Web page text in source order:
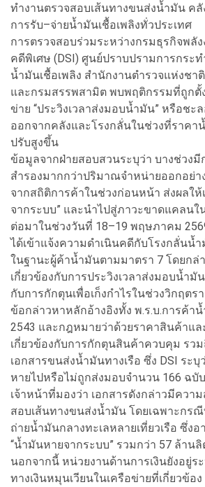
ทำงานตรวจสอบเส้นทางขนส่งน้ำมัน ค
การรับ–จ่ายน้ำมันเชื้อเพลิงทั่วประเทศ
การตรวจสอบร่วมระหว่างกรมธุรกิจพลั
คดีพิเศษ (DSI) ศูนย์ปราบปรามการกระ
น้ำมันเชื้อเพลิง สำนักงานตำรวจแห่งชา
และกรมสรรพสามิต พบพฤติกรรมที่ถูกตั้
ข่าย “ประวิงเวลาส่งมอบน้ำมัน” หรือช
ออกจากคลังและโรงกลั่นในช่วงที่ราคา
ปรับสูงขึ้น
ข้อมูลจากฝ่ายสอบสวนระบุว่า บางช่วงมี
สำรองมากกว่าปริมาณจำหน่ายออกอย่
จากสถิติการค้าในช่วงก่อนหน้า ส่งผลให้
จากระบบ” และนำไปสู่ภาวะขาดแคลน
ต่อมาในช่วงวันที่ 18–19 พฤษภาคม
ได้เข้าแจ้งความดำเนินคดีกับโรงกลั่นน้
ในฐานะผู้ค้าน้ำมันตามมาตรา 7 โดยกล่
เกี่ยวข้องกับการประวิงเวลาส่งมอบน้ำมั
กับการกักตุนเพื่อเก็งกำไรในช่วงวิกฤตร
ข้อกล่าวหาหลักอ้างอิงทั้ง พ.ร.บ.การค้าน้
2543 และกฎหมายว่าด้วยราคาสินค้าแ
เกี่ยวข้องกับการกักตุนสินค้าควบคุม รว
เอกสารขนส่งน้ำมันทางเรือ ซึ่ง DSI ระ
หายไปหรือไม่ถูกส่งมอบจำนวน 166 ฉบับ
เจ้าหน้าที่มองว่า เอกสารดังกล่าวมีควา
สอบเส้นทางขนส่งน้ำมัน โดยเฉพาะกร
ถ่ายน้ำมันกลางทะเลหลายเที่ยวเรือ ซึ่ง
“น้ำมันหายจากระบบ” รวมกว่า 57 ล้านลิ
นอกจากนี้ หน่วยงานด้านการเงินยังอยู่ร
ทางเงินหมุนเวียนในเครือข่ายที่เกี่ยวข้อ